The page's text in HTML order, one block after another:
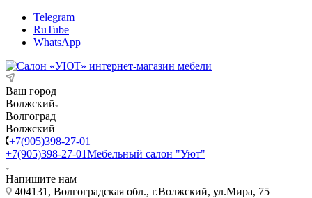
Telegram
RuTube
WhatsApp
Ваш город
Волжский
Волгоград
Волжский
+7(905)398-27-01
+7(905)398-27-01Мебельный салон "Уют"
Напишите нам
404131, Волгоградская обл., г.Волжский, ул.Мира, 75